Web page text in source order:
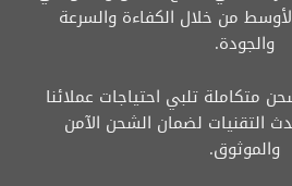
من خلال الكفاءة والسرعة
والجودة.
متكاملة تلبي احتياجات عملائنا
التقنيات لضمان الشحن الآمن
والموثوق.